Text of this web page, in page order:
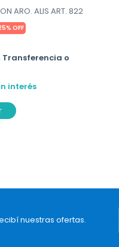
ARO. ALIS ART. 822
%OFF
Transferencia o
interés
nuestras ofertas.